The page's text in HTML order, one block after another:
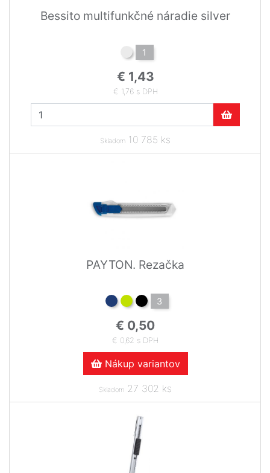
Bessito multifunkčné náradie silver
1
€ 1,43
€ 1,76 s DPH
Skladom 10 785 ks
PAYTON. Rezačka
3
€ 0,50
€ 0,62 s DPH
Nákup variantov
Skladom 27 302 ks